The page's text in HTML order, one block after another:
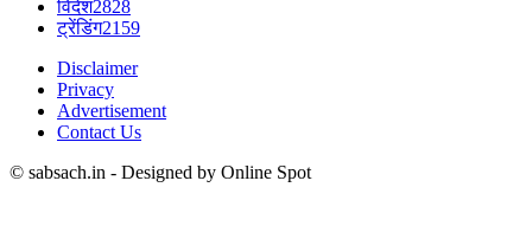
विदेश2828
ट्रेंडिंग2159
Disclaimer
Privacy
Advertisement
Contact Us
© sabsach.in - Designed by Online Spot